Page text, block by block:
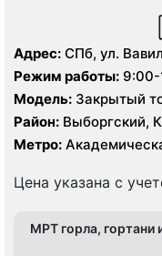
Адрес: СПб, ул.
Режим работы: 9:00-
Модель: Закрытый
Atlas X 1.5 Тесла, КТ
Toshiba Aquillion 16
Район: Выборгский,
Метро:
Цена указана с
МРТ горла, гортани